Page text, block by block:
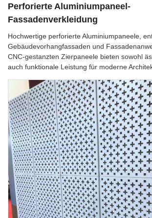
Perforierte Aluminiumpaneel-
Fassadenverkleidung
Hochwertige perforierte Aluminiumpaneele,
Gebäudevorhangfassaden und
CNC-gestanzten Zierpaneele bieten sowohl
auch funktionale Leistung für moderne